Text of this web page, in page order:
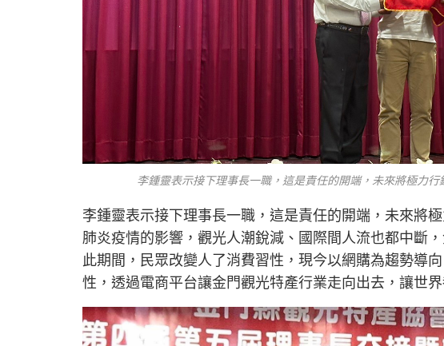
李鍾靈表示接下理事長一職，這是責任的開端，未來將極力
李鍾靈表示接下理事長一職，這是責任的開端，未來將
肺炎疫情的影響，觀光人潮銳減、國際間人流也都中斷
此期間，民眾改變人了消費習性，現今以網購為趨勢導
性，透過電商平台讓金門觀光特產行業走向出去，讓世